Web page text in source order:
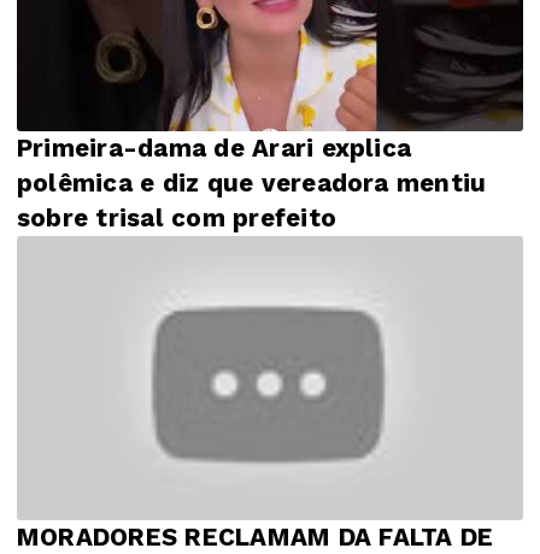
Primeira-dama de Arari explica
polêmica e diz que vereadora mentiu
sobre trisal com prefeito
MORADORES RECLAMAM DA FALTA DE